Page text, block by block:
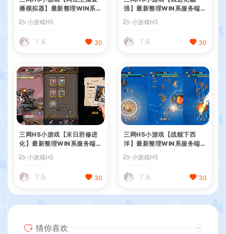
播模拟器】最新整理WIN系服
搭建教程
小游戏H5
丫头 30
强】最新整理WIN系服务端+
教程
小游戏H5
丫头 30
三网H5小游戏【末日邪修进
化】最新整理WIN系服务端+
Linux手工服务端+详细搭建
教程
小游戏H5
丫头 30
三网H5小游戏【战舰下西
洋】最新整理WIN系服务端+
Linux手工服务端+详细搭建
教程
小游戏H5
丫头 30
猜你喜欢